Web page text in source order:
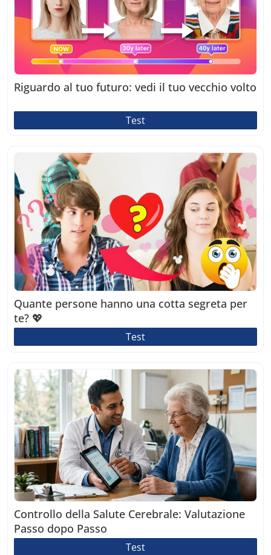
Riguardo al tuo futuro: vedi il tuo vecchio volto
Test
Quante persone hanno una cotta segreta per
te? 💖
Test
Controllo della Salute Cerebrale: Valutazione
Passo dopo Passo
Test